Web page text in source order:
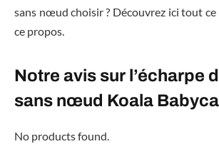
sans nœud choisir ? Découvrez ici tout ce
ce propos.
Notre avis sur l’écharpe
sans nœud Koala
No products found.